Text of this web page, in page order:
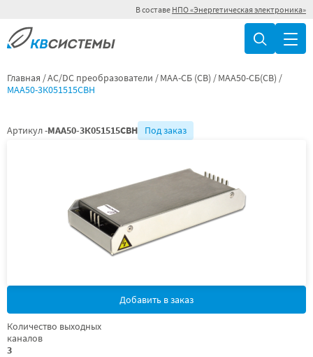
В составе НПО «Энергетическая электроника»
Главная AC/DC преобразователи МАА-СБ (СВ)
МАА50-СБ(СВ)
МАА50-3К051515СВН
Артикул -МАА50-3К051515СВН Под заказ
Добавить в заказ
Количество выходных
каналов
3